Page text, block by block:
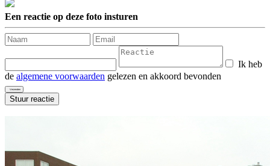
Een reactie op deze foto insturen
Ik heb
de algemene voorwaarden gelezen en akkoord bevonden